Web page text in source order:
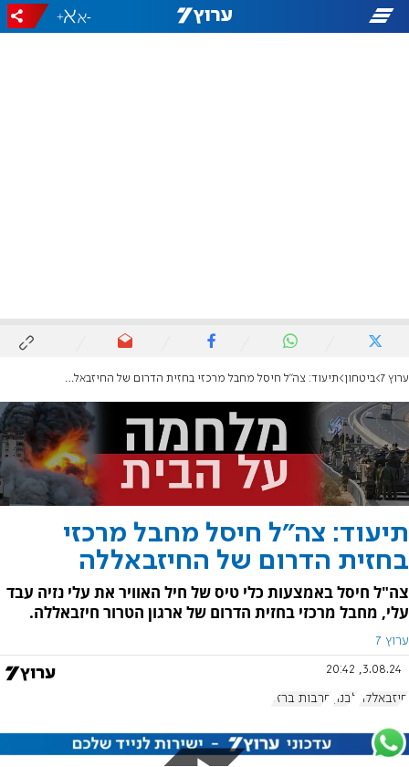
-
+
ערוץ 7 ביטחון תיעוד: צה"ל חיסל מחבל מרכזי בחזית הדרום של החיזבאללה
תיעוד: צה"ל חיסל מחבל מרכזי
בחזית הדרום של החיזבאללה
צה"ל חיסל באמצעות כלי טיס של חיל האוויר את עלי נזיה עבד
עלי, מחבל מרכזי בחזית הדרום של ארגון הטרור חיזבאללה.
ערוץ 7
3.08.24, 20:42
חיזבאללה לבנון חרבות ברזל